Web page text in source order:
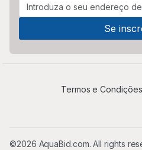
Termos e Condições
©2026 AquaBid.com. All rights